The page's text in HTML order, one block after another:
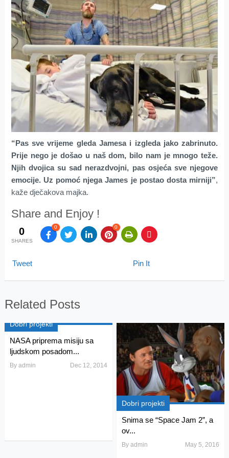
“Pas sve vrijeme gleda Jamesa i izgleda jako zabrinuto.
Prije nego je došao u naš dom, bilo nam je mnogo teže.
Njih dvojica su sad nerazdvojni, pas osjeća sve njegove
emocije. Uz pomoć njega James je postao dosta mirniji”,
kaže dječakova majka.
Share and Enjoy !
0
SHARES
0 0
Tweet Pin It
Related Posts
Dobri projekti
NASA priprema misiju sa
ljudskom posadom...
By admin Dec 12, 2014
Dobri projekti
Snima se “Space Jam 2”, a
ov...
Byadmin May 5, 2016